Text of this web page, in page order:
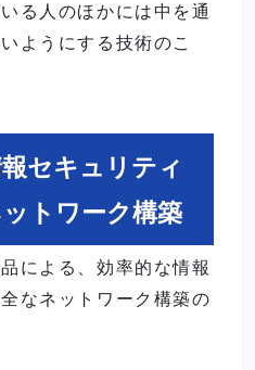
る人のほかには中を通
ようにする技術のこ
セキュリティ
トワーク構築
による、効率的な情報
なネットワーク構築の